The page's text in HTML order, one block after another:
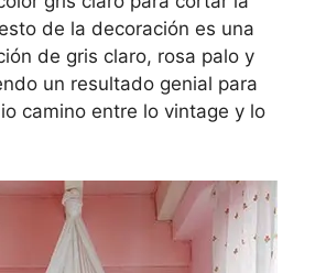
de la decoración es una
de gris claro, rosa palo y
un resultado genial para
camino entre lo vintage y lo